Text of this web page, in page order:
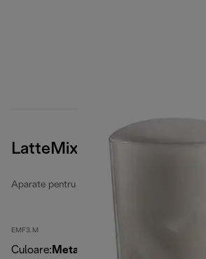
LatteMix
Aparate pentru spumă de lapte
EMF3.M
Culoare: Metal